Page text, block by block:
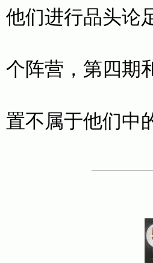
他们进行品头论
个阵营，第四期
置不属于他们中